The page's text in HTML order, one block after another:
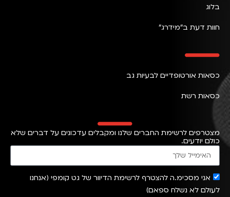
בלוג
חוות דעת ב״מידרג״
כסאות אורטופדיים לבעיות גב
כסאות רשת
מצטרפים לרשימת החברים שלנו ומקבלים עדכונים על דברים שלא
כולם יודעים.
אני מסכימ.ה להצטרף לרשימת הדיוור של גט קומפי (אנחנו
לעולם לא נשלח ספאם)